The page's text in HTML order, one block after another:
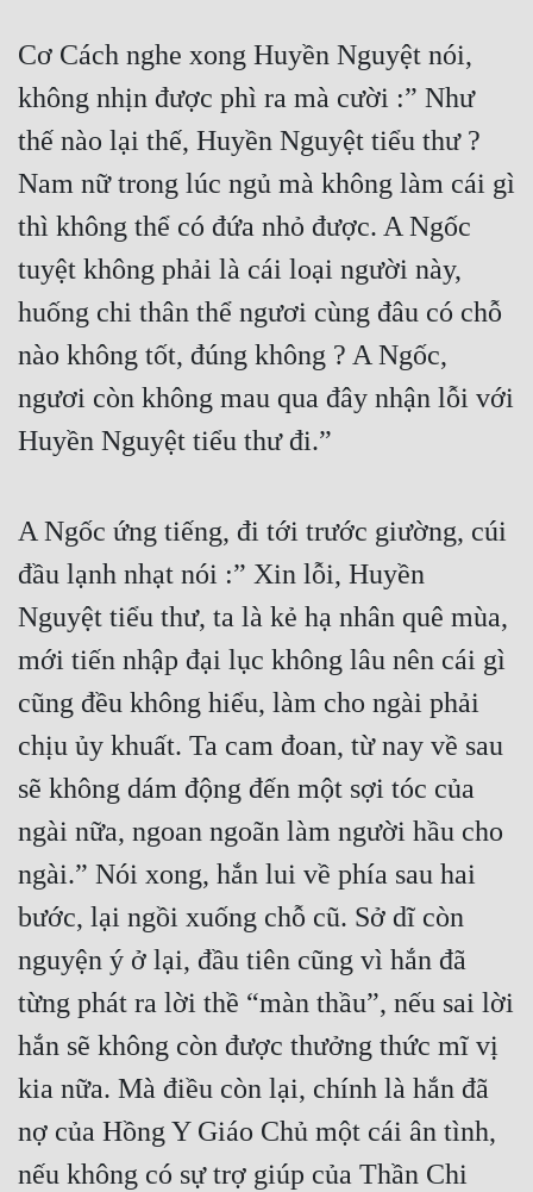
Đẹp
Đẹp Hiệp
Tính Cách Nhân Vật :
Sát Phạt Quyết Đoán
Vô Sỉ
Điềm Đạm
Cơ Cách nghe xong Huyền Nguyệt nói,
không nhịn được phì ra mà cười :” Như
thế nào lại thế, Huyền Nguyệt tiểu thư ?
Nam nữ trong lúc ngủ mà không làm cái gì
thì không thể có đứa nhỏ được. A Ngốc
tuyệt không phải là cái loại người này,
huống chi thân thể ngươi cùng đâu có chỗ
nào không tốt, đúng không ? A Ngốc,
ngươi còn không mau qua đây nhận lỗi với
Huyền Nguyệt tiểu thư đi.”
A Ngốc ứng tiếng, đi tới trước giường, cúi
đầu lạnh nhạt nói :” Xin lỗi, Huyền
Nguyệt tiểu thư, ta là kẻ hạ nhân quê mùa,
mới tiến nhập đại lục không lâu nên cái gì
cũng đều không hiểu, làm cho ngài phải
chịu ủy khuất. Ta cam đoan, từ nay về sau
sẽ không dám động đến một sợi tóc của
ngài nữa, ngoan ngoãn làm người hầu cho
ngài.” Nói xong, hắn lui về phía sau hai
bước, lại ngồi xuống chỗ cũ. Sở dĩ còn
nguyện ý ở lại, đầu tiên cũng vì hắn đã
từng phát ra lời thề “màn thầu”, nếu sai lời
hắn sẽ không còn được thưởng thức mĩ vị
kia nữa. Mà điều còn lại, chính là hắn đã
nợ của Hồng Y Giáo Chủ một cái ân tình,
nếu không có sự trợ giúp của Thần Chi